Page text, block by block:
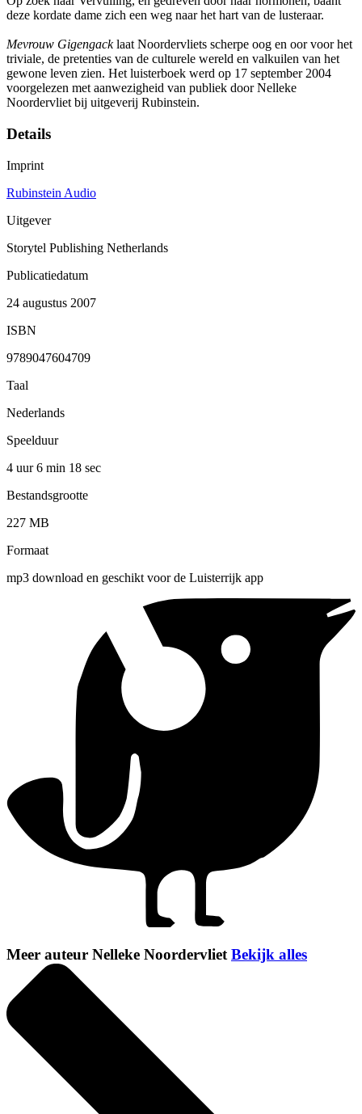
deze kordate dame zich een weg naar het hart van de lusteraar.
Mevrouw Gigengacklaat Noordervliets scherpe oog en oor voor het
triviale, de pretenties van de culturele wereld en valkuilen van het
gewone leven zien. Het luisterboek werd op 17 september 2004
voorgelezen met aanwezigheid van publiek door Nelleke
Noordervliet bij uitgeverij Rubinstein.
Details
Imprint
Rubinstein Audio
Uitgever
Storytel Publishing Netherlands
Publicatiedatum
24 augustus 2007
ISBN
9789047604709
Taal
Nederlands
Speelduur
4 uur 6 min 18 sec
Bestandsgrootte
227 MB
Formaat
mp3 download en geschikt voor de Luisterrijk app
Meer auteur Nelleke Noordervliet Bekijk alles